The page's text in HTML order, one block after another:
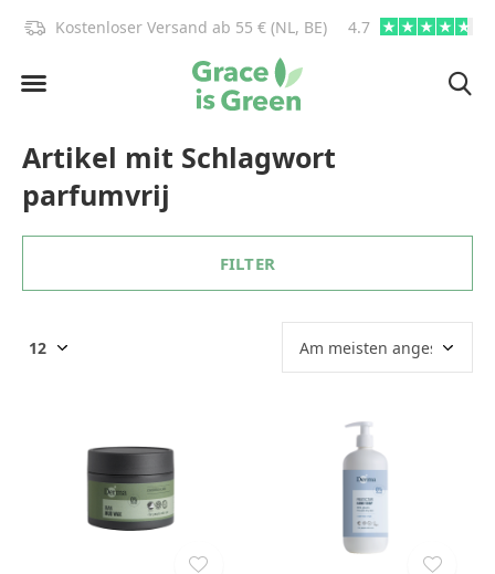
Kostenloser Versand ab 55 € (NL, BE) 4.7
Artikel mit Schlagwort
parfumvrij
FILTER